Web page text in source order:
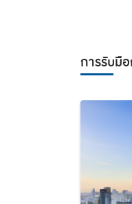
การรับมื